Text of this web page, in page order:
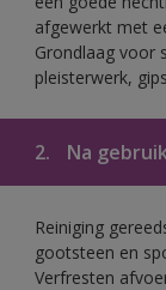
afgewerkt met
Grondlaag voor
pleisterwerk,
2. Na
Reiniging
gootsteen en
Verfresten